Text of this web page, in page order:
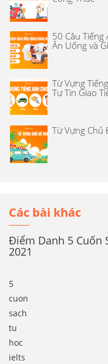
50 Câu Tiếng
Ăn Uống và
Từ Vựng
Tự Tin Giao
Từ Vựng Chủ
Các bài khác
Điểm Danh 5 Cuốn
2021
5
cuon
sach
tu
hoc
ielts